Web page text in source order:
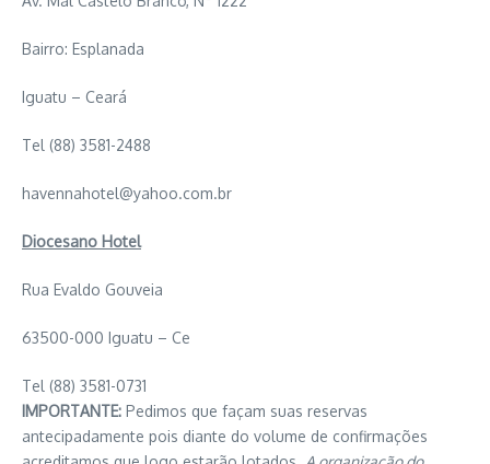
Bairro: Esplanada
Iguatu – Ceará
Tel (88) 3581-2488
havennahotel@yahoo.com.br
Diocesano Hotel
Rua Evaldo Gouveia
63500-000 Iguatu – Ce
Tel (88) 3581-0731
IMPORTANTE: Pedimos que façam suas reservas
antecipadamente pois diante do volume de confirmações